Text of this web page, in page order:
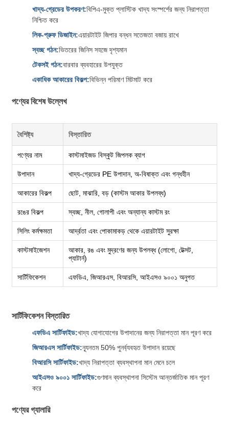
খাদ্য-গ্রেডের উপকরণ:বিপিএ-মুক্ত প্লাস্টিক খাদ্য সংস্পর্শের জন্য নিরাপত্তা
নিশ্চিত করে
লিক-প্রুফ ডিজাইন:এয়ারটাইট জিপার বন্ধন সতেজতা বজায় রাখে
স্বচ্ছ গঠন:ভিতরের জিনিস সহজে দৃশ্যমান
টেকসই গঠন:বারবার ব্যবহারের উপযুক্ত
একাধিক আকারের বিকল্প:বিভিন্ন পরিমাণ মিটমাট করে
পণ্যের বিশেষ উল্লেখ
বৈশিষ্ট্য বিস্তারিত
পণ্যের নাম কাস্টমাইজড বিস্কুট জিপলক ব্যাগ
উপাদান খাদ্য-গ্রেডের PE উপাদান, অ-বিষাক্ত এবং গন্ধহীন
আকারের বিকল্প ছোট, মাঝারি, বড় (কাস্টম আকার উপলব্ধ)
রঙের বিকল্প স্বচ্ছ, নীল, গোলাপী এবং অন্যান্য কাস্টম রং
সিলিং কর্মক্ষমতা আর্দ্রতা এবং পোকামাকড় থেকে এয়ারটাইট সুরক্ষা
কাস্টমাইজেশন
আকার, রঙ এবং মুদ্রণের জন্য উপলব্ধ (লোগো, টেক্সট,
প্যাটার্ন)
সার্টিফিকেশন এফডিএ, জিআরএস, বিআরসি, আইএসও ৯০০১ অনুগত
সার্টিফিকেশন বিস্তারিত
এফডিএ সার্টিফাইড:খাদ্য যোগাযোগের উপাদানের জন্য নিরাপত্তা মান পূরণ করে
জিআরএস সার্টিফাইড:ন্যূনতম 50% পুনর্ব্যবহৃত উপাদান রয়েছে
বিআরসি সার্টিফাইড:খাদ্য নিরাপত্তা ব্যবস্থাপনা মান মেনে চলে
আইএসও ৯০০১ সার্টিফাইড:গুণমান ব্যবস্থাপনা সিস্টেম আন্তর্জাতিক মান পূরণ
করে
পণ্যের গ্যালারি